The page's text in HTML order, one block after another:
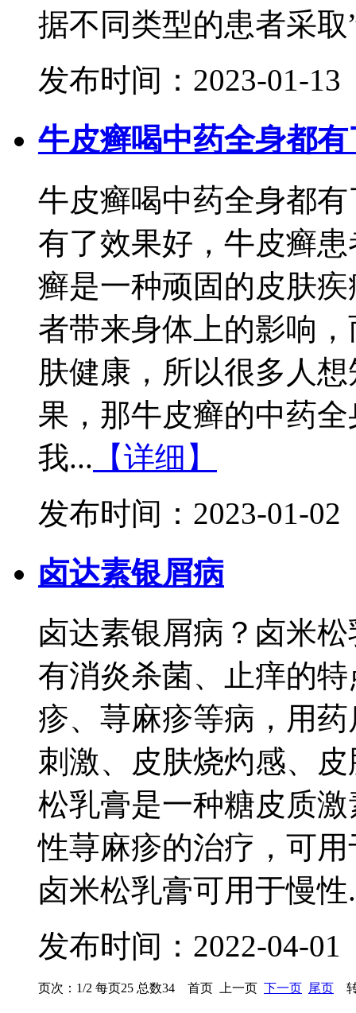
据不同类型的患者采取
发布时间：2023-01-13
牛皮癣喝中药全身都有
牛皮癣喝中药全身都
有了效果好，牛皮癣
癣是一种顽固的皮肤
者带来身体上的影响
肤健康，所以很多人
果，那牛皮癣的中药
我... 【详细】
发布时间：2023-01-02
卤达素银屑病
卤达素银屑病？卤米
有消炎杀菌、止痒的
疹、荨麻疹等病，用
刺激、皮肤烧灼感、
松乳膏是一种糖皮质
性荨麻疹的治疗，可
卤米松乳膏可用于慢性
发布时间：2022-04-01
页次：1/2 每页25 总数34 首页 上一页 下一页 尾页